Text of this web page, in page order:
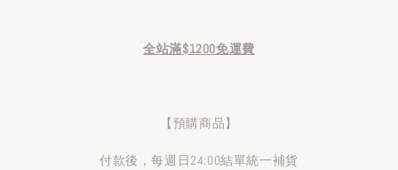
全站滿$1200免運費
【預購商品】
付款後，每週日24:00結單統一補貨